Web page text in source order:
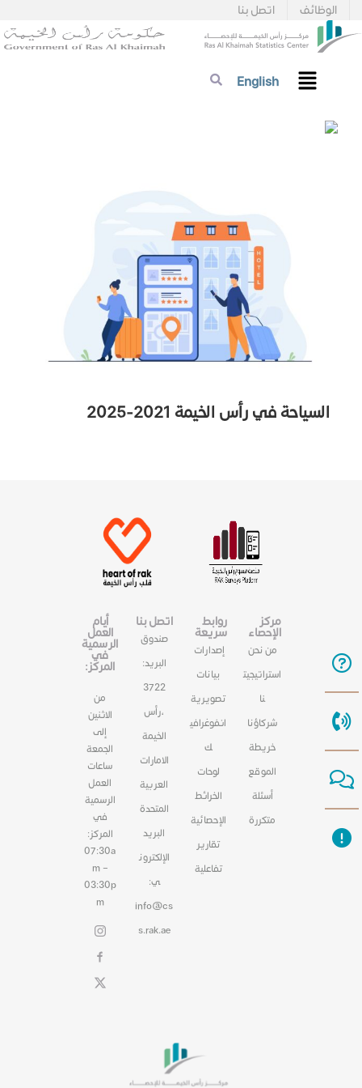
اتصل بنا الوظائف
English
السياحة في رأس الخيمة 2021-2025
مركز
الإحصاء
من نحن
استراتيجيت
نا
شركاؤنا
خريطة
الموقع
أسئلة
متكررة
روابط
سريعة
إصدارات
بيانات
تصويرية
انفوغرافي
ك
لوحات
الخرائط
الإحصائية
تقارير
تفاعلية
اتصل بنا
صندوق
البريد:
3722
،رأس
الخيمة
الامارات
العربية
المتحدة
البريد
الإلكترون
ي:
info@cs
s.rak.ae
أيام
العمل
الرسمية
في
المركز:
من
الاثنين
إلى
الجمعة
ساعات
العمل
الرسمية
في
المركز:
07:30a
m –
03:30p
m